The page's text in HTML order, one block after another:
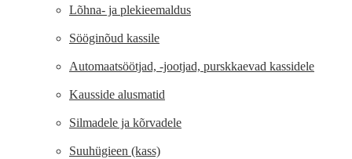
Lõhna- ja plekieemaldus
Sööginõud kassile
Automaatsöötjad, -jootjad, purskkaevad kassidele
Kausside alusmatid
Silmadele ja kõrvadele
Suuhügieen (kass)